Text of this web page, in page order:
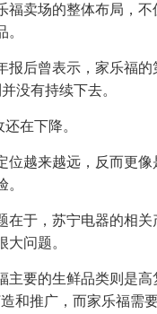
卖场的整体布局，不
后曾表示，家乐福
没有持续下去。
在下降。
越来越远，反而更
于，苏宁电器的相
问题。
要的生鲜品类则是
和推广，而家乐福需